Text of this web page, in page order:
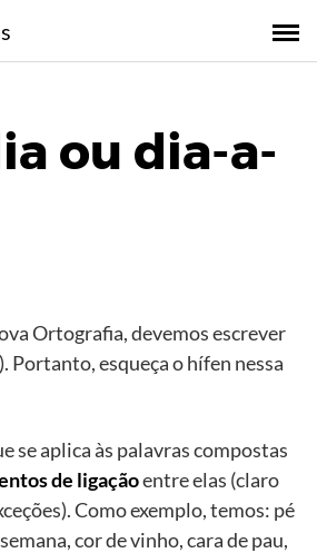
ou dia-a-
Ortografia, devemos escrever
). Portanto, esqueça o hífen nessa
se aplica às palavras compostas
de ligaçãoentre elas (claro
Como exemplo, temos: pé
cor de vinho, cara de pau,